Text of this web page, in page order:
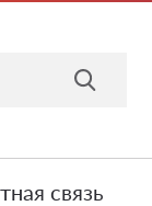
связь